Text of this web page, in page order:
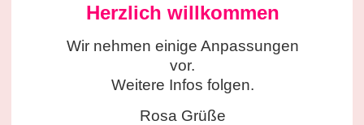
Herzlich willkommen
Wir nehmen einige Anpassungen
vor.
Weitere Infos folgen.
Rosa Grüße